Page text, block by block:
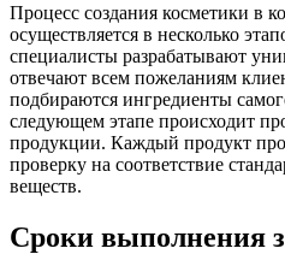
Процесс создания косметики в
осуществляется в несколько
специалисты разрабатывают
отвечают всем пожеланиям
подбираются ингредиенты
следующем этапе происходит
продукции. Каждый продукт
проверку на соответствие
веществ.
Сроки выполнения